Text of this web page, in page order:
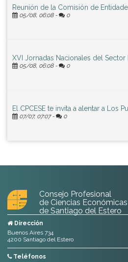
Reunión de la Comisión de
05/08, 06:08 - 0
XVI Jornadas Nacionales del Sector
05/08, 06:08 - 0
El CPCESE te invita a alentar a Los
07/07, 07:07 - 0
Consejo Profesional
de Ciencias Económicas
de Santiago del Estero
Dirección
Buenos Aires 734
4200 Santiago del Estero
Teléfonos